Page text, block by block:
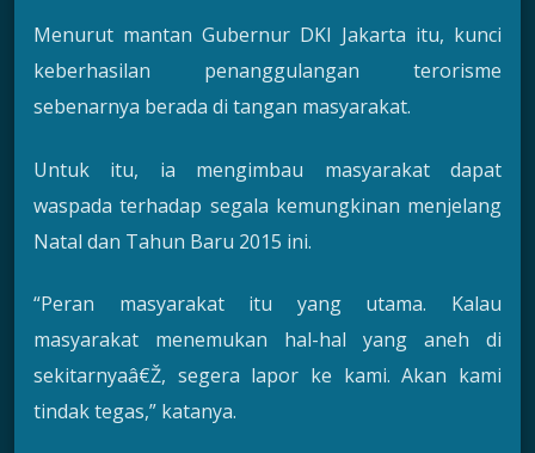
Menurut mantan Gubernur DKI Jakarta itu, kunci
keberhasilan penanggulangan terorisme
sebenarnya berada di tangan masyarakat.
Untuk itu, ia mengimbau masyarakat dapat
waspada terhadap segala kemungkinan menjelang
Natal dan Tahun Baru 2015 ini.
“Peran masyarakat itu yang utama. Kalau
masyarakat menemukan hal-hal yang aneh di
sekitarnyaâ€Ž, segera lapor ke kami. Akan kami
tindak tegas,” katanya.